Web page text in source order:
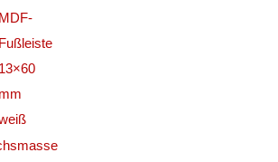
MDF-
Fußleiste
13×60
mm